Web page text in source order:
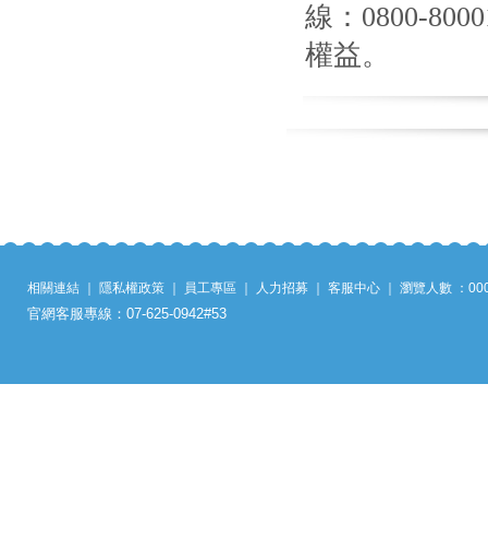
線：0800-
權益。
相關連結 隱私權政策 員工專區 人力招募 客服中心 瀏覽人數 ：
官網客服專線：07-625-0942#53